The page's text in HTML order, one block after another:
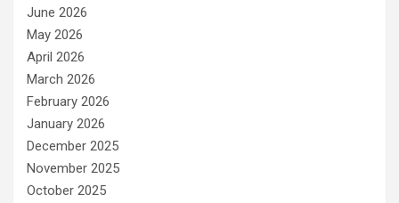
June 2026
May 2026
April 2026
March 2026
February 2026
January 2026
December 2025
November 2025
October 2025